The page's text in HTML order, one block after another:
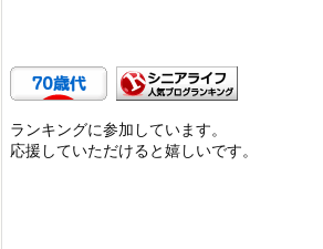
ランキングに参加しています。
応援していただけると嬉しいです。